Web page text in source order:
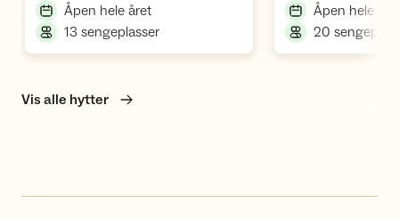
Åpen hele året,
13 sengeplasser,
Åpen hele
20
Vis alle hytter